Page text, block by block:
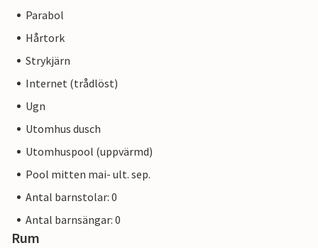
Parabol
Hårtork
Strykjärn
Internet (trådlöst)
Ugn
Utomhus dusch
Utomhuspool (uppvärmd)
Pool mitten mai- ult. sep.
Antal barnstolar: 0
Antal barnsängar: 0
Rum